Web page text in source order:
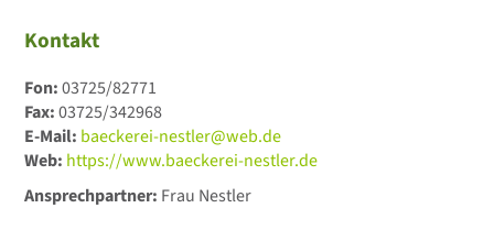
Kontakt
Fon:03725/82771
Fax:03725/342968
E-Mail: baeckerei-nestler@web.de
Web: https://www.baeckerei-nestler.de
Ansprechpartner: Frau Nestler